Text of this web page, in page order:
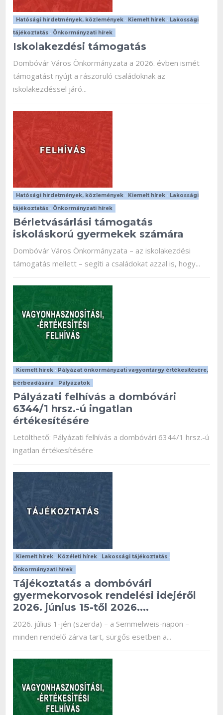
Hatósági hirdetmények, közlemények • Kiemelt hírek • Lakossági
tájékoztatás • Önkormányzati hírek
Iskolakezdési támogatás
Dombóvár Város Önkormányzata a 2026. évben ismét
támogatást nyújt a rászoruló családoknak az
iskolakezdéssel járó...
Hatósági hirdetmények, közlemények • Kiemelt hírek • Lakossági
tájékoztatás • Önkormányzati hírek
Bérletvásárlási támogatás
iskoláskorú gyermekek számára
Dombóvár Város Önkormányzata – az iskolakezdési
támogatás mellett – segíti a családokat azzal is, hogy...
Kiemelt hírek • Pályázat önkormányzati vagyontárgy értékesítésére,
bérbeadására • Pályázatok
Pályázati felhívás a dombóvári
6344/1 hrsz.-ú ingatlan
értékesítésére
Letölthető: Pályázati felhívás a dombóvári 6344/1 hrsz.-ú
ingatlan értékesítésére
Kiemelt hírek • Közéleti hírek • Lakossági tájékoztatás •
Önkormányzati hírek
Tájékoztatás a dombóvári
gyermekorvosok rendelési idejéről
2026. június 15-től 2026....
2026. július 1-jén (szerda) – a Semmelweis-napon –
minden rendelő zárva tart, sürgős esetben a...